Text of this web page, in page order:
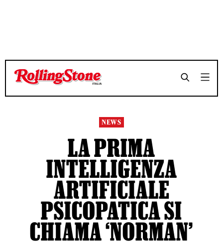
TEMPO DI LETTURA 4 MINUTI SHARE
TEMPO DI LETTURA 4 MINUTI SHARE
NEWS
LA PRIMA
INTELLIGENZA
ARTIFICIALE
PSICOPATICA SI
CHIAMA ‘NORMAN’